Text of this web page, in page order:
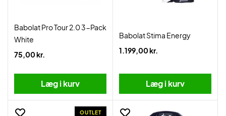
Babolat Pro Tour 2.0 3-Pack
White
75,00 kr.
Læg i kurv
Babolat Stima Energy
1.199,00 kr.
Læg i kurv
OUTLET